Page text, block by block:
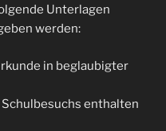
Unterlagen
werden:
in beglaubigter
enthalten